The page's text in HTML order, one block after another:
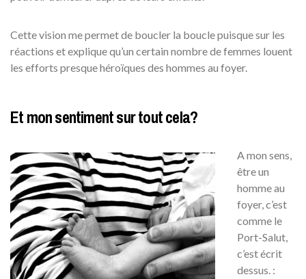
Cette vision me permet de boucler la boucle puisque sur les
réactions et explique qu’un certain nombre de femmes louent
les efforts presque héroïques des hommes au foyer.
Et mon sentiment sur tout cela?
A mon sens,
être un
homme au
foyer, c’est
comme le
Port-Salut,
c’est écrit
dessus. :